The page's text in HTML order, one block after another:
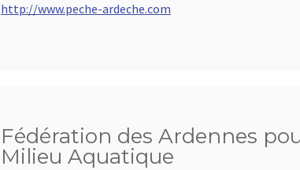
http://www.peche-ardeche.com
Fédération des Ardennes
Milieu Aquatique